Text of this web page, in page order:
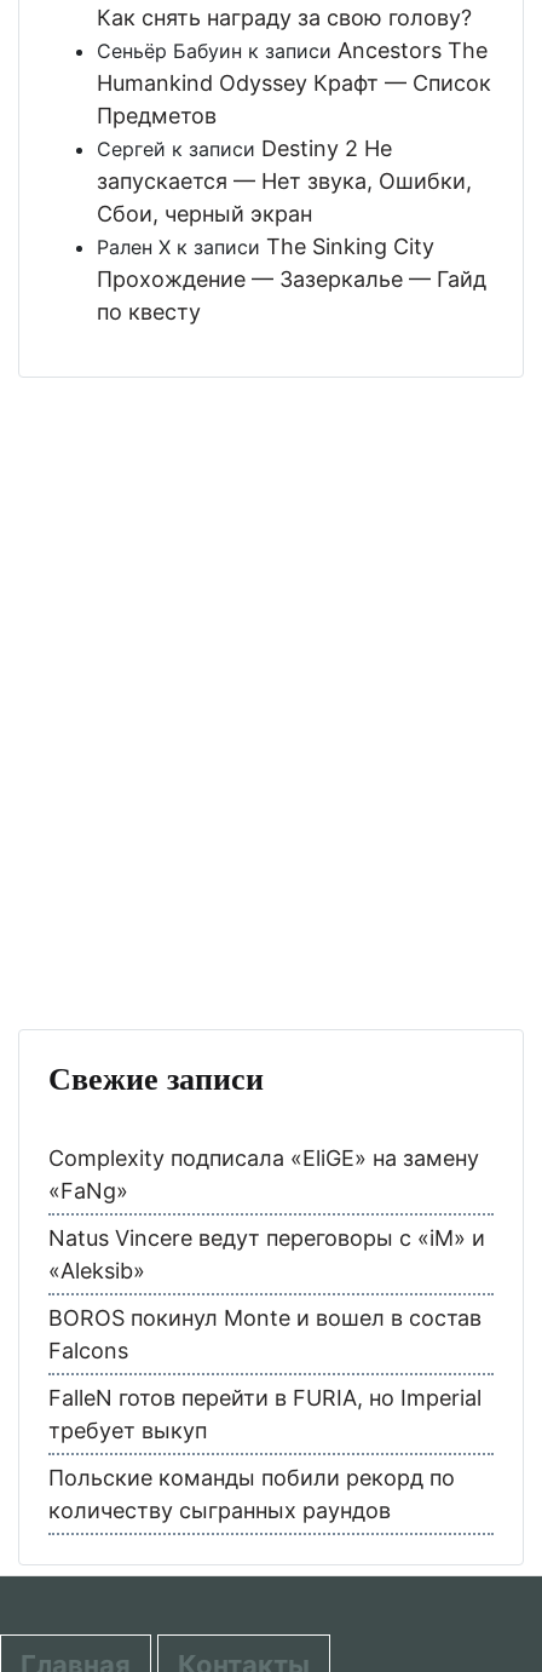
Как снять награду за свою голову?
Сеньёр Бабуин к записи Ancestors The
Humankind Odyssey Крафт — Список
Предметов
Сергей к записи Destiny 2 Не
запускается — Нет звука, Ошибки,
Сбои, черный экран
Рален Х к записи The Sinking City
Прохождение — Зазеркалье — Гайд
по квесту
Свежие записи
Complexity подписала «EliGE» на замену
«FaNg»
Natus Vincere ведут переговоры с «iM» и
«Aleksib»
BOROS покинул Monte и вошел в состав
Falcons
FalleN готов перейти в FURIA, но Imperial
требует выкуп
Польские команды побили рекорд по
количеству сыгранных раундов
Главная Контакты